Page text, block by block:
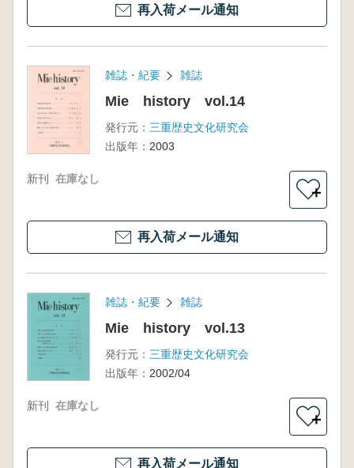
再入荷メール通知
雑誌・紀要 雑誌
Mie history vol.14
発行元： 三重歴史文化研究会
出版年： 2003
新刊 在庫なし
＋
再入荷メール通知
雑誌・紀要 雑誌
Mie history vol.13
発行元： 三重歴史文化研究会
出版年： 2002/04
新刊 在庫なし
＋
再入荷メール通知